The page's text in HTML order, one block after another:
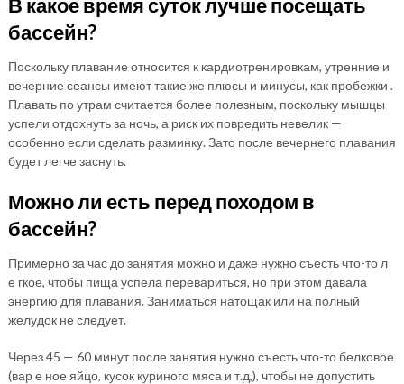
В какое время суток лучше посещать
бассейн?
Поскольку плавание относится к кардиотренировкам, утренние и
вечерние сеансы имеют такие же плюсы и минусы, как пробежки .
Плавать по утрам считается более полезным, поскольку мышцы
успели отдохнуть за ночь, а риск их повредить невелик —
особенно если сделать разминку. Зато после вечернего плавания
будет легче заснуть.
Можно ли есть перед походом в
бассейн?
Примерно за час до занятия можно и даже нужно съесть что-то л
е гкое, чтобы пища успела перевариться, но при этом давала
энергию для плавания. Заниматься натощак или на полный
желудок не следует.
Через 45 — 60 минут после занятия нужно съесть что-то белковое
(вар е ное яйцо, кусок куриного мяса и т.д,), чтобы не допустить